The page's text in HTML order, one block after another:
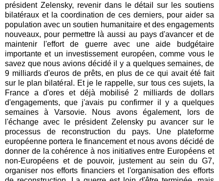
président Zelensky, revenir dans le détail sur les soutiens
bilatéraux et la coordination de ces derniers, pour aider sa
population avec un soutien humanitaire et des engagements
nouveaux, pour permettre là aussi au pays d'avancer et de
maintenir l'effort de guerre avec une aide budgétaire
importante et un investissement européen, comme vous le
savez que nous avions décidé il y a quelques semaines, de
9 milliards d'euros de prêts, en plus de ce qui avait été fait
sur le plan bilatéral. Et je le rappelle, sur tous ces sujets, la
France a d'ores et déjà mobilisé 2 milliards de dollars
d'engagements, que j'avais pu confirmer il y a quelques
semaines à Varsovie. Nous avons également, lors de
l'échange avec le président Zelensky pu avancer sur le
processus de reconstruction du pays. Une plateforme
européenne portera le financement et nous avons décidé de
donner de la cohérence à nos initiatives entre Européens et
non-Européens et de pouvoir, justement au sein du G7,
organiser nos efforts financiers et l'organisation des efforts